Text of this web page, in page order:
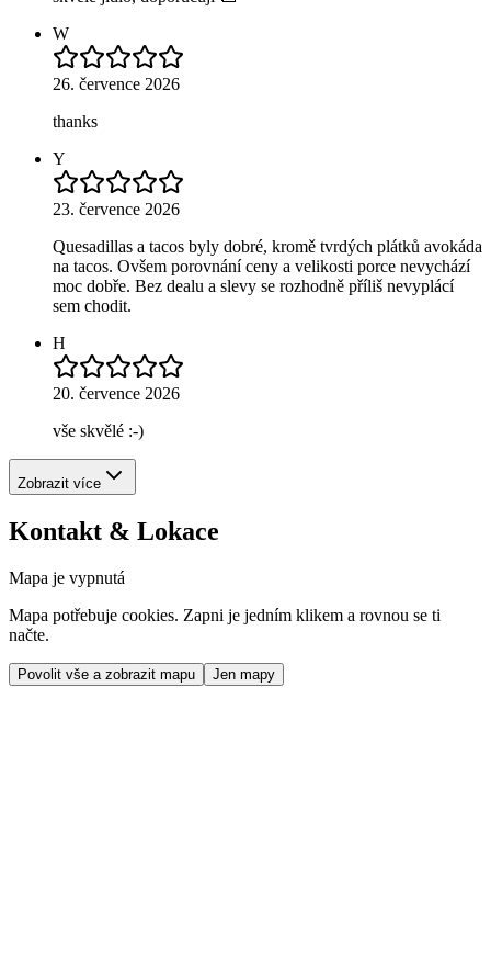
W
26. července 2026
thanks
Y
23. července 2026
Quesadillas a tacos byly dobré, kromě tvrdých plátků avokáda
na tacos. Ovšem porovnání ceny a velikosti porce nevychází
moc dobře. Bez dealu a slevy se rozhodně příliš nevyplácí
sem chodit.
H
20. července 2026
vše skvělé :-)
Zobrazit více
Kontakt & Lokace
Mapa je vypnutá
Mapa potřebuje cookies. Zapni je jedním klikem a rovnou se ti
načte.
Povolit vše a zobrazit mapu Jen mapy